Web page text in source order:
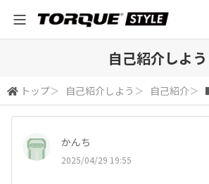
自己紹介しよう
トップ＞ 自己紹介しよう ＞ 自己紹介＞
かんち
2025/04/29 19:55